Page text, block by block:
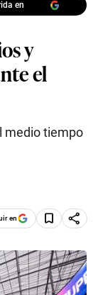
en
y
el
medio tiempo
en